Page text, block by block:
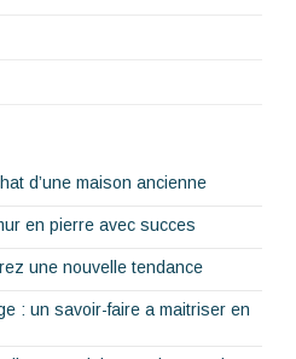
d’une maison ancienne
en pierre avec succes
une nouvelle tendance
: un savoir-faire a maitriser en